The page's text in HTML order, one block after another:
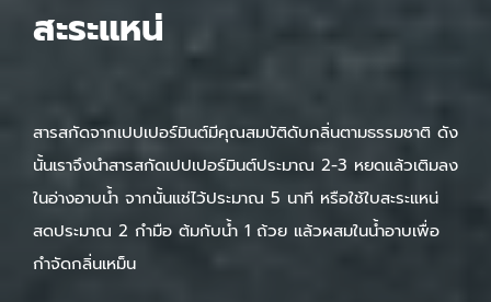
สะระแหน่
สารสกัดจากเปปเปอร์มินต์มีคุณสมบัติดับกลิ่นตามธรรมชาติ ดัง
นั้นเราจึงนำสารสกัดเปปเปอร์มินต์ประมาณ 2-3 หยดแล้วเติมลง
ในอ่างอาบน้ำ จากนั้นแช่ไว้ประมาณ 5 นาที หรือใช้ใบสะระแหน่
สดประมาณ 2 กำมือ ต้มกับน้ำ 1 ถ้วย แล้วผสมในน้ำอาบเพื่อ
กำจัดกลิ่นเหม็น